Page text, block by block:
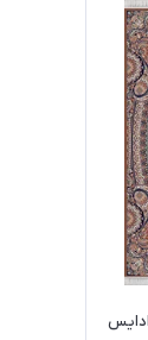
پارادایس